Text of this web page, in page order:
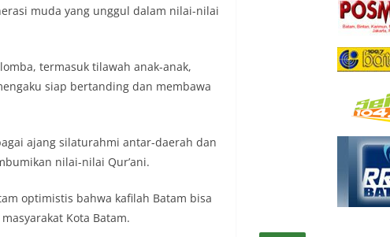
muda yang unggul dalam nilai-nilai
termasuk tilawah anak-anak,
siap bertanding dan membawa
ajang silaturahmi antar-daerah dan
nilai-nilai Qur’ani.
optimistis bahwa kafilah Batam bisa
Kota Batam.